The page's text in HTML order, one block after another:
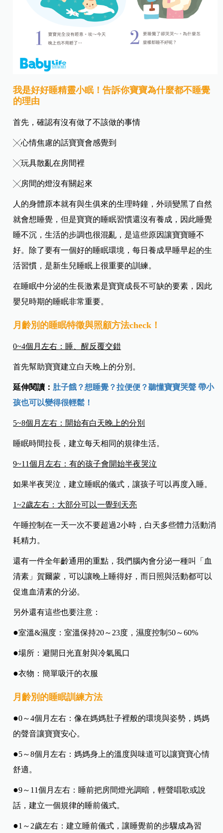
我是好好睡精靈小眠！告訴你寶寶為什麼都不睡覺
的理由
首先，確認有沒有做了不該做的事情
╳心情焦慮的話寶寶會感覺到
╳玩具散亂在房間裡
╳房間的燈沒有關起來
人的身體原本就有與生俱來的生理時鐘，外頭變黑了自然
就會想睡覺，但是寶寶的睡眠習慣還沒有養成，因此睡覺
睡不沉，生活的步調也很混亂，是這些原因讓寶寶睡不
好。除了要有一個好的睡眠環境，每日養成早睡早起的生
活習慣，是新生兒睡眠上很重要的訓練。
在睡眠中分泌的生長激素是寶寶成長不可缺的要素，因此
嬰兒時期的睡眠非常重要。
月齡別的睡眠特徵與照顧方法check！
0~4個月左右：睡、醒反覆交錯
首先幫助寶寶建立白天晚上的分別。
延伸閱讀： 肚子餓？想睡覺？拉便便？聽懂寶寶哭聲 帶小
孩也可以變得很輕鬆！
5~8個月左右：開始有白天晚上的分別
睡眠時間拉長，建立每天相同的規律生活。
9~11個月左右：有的孩子會開始半夜哭泣
如果半夜哭泣，建立睡眠的儀式，讓孩子可以再度入睡。
1~2歲左右：大部分可以一覺到天亮
午睡控制在一天一次不要超過2小時，白天多些體力活動消
耗精力。
還有一件全年齡通用的重點，我們腦內會分泌一種叫「血
清素」賀爾蒙，可以讓晚上睡得好，而日照與活動都可以
促進血清素的分泌。
另外還有這些也要注意：
●室溫&濕度：室溫保持20～23度，濕度控制50～60%
●場所：避開日光直射與冷氣風口
●衣物：簡單吸汗的衣服
月齡別的睡眠訓練方法
●0～4個月左右：像在媽媽肚子裡般的環境與姿勢，媽媽
的聲音讓寶寶安心。
●5～8個月左右：媽媽身上的溫度與味道可以讓寶寶心情
舒適。
●9～11個月左右：睡前把房間燈光調暗，輕聲唱歌或說
話，建立一個規律的睡前儀式。
●1～2歲左右：建立睡前儀式，讓睡覺前的步驟成為習